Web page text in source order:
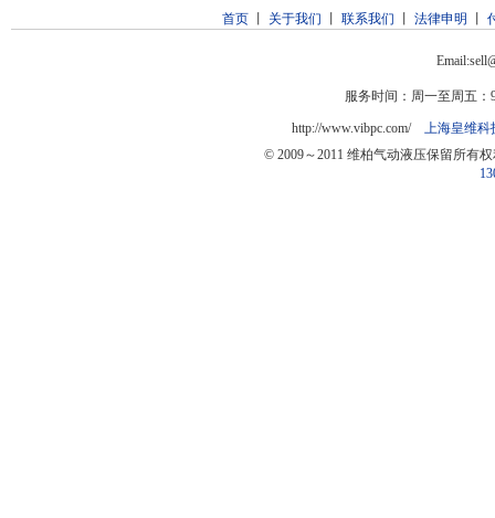
首页丨 关于我们 联系我们 法律申明
服务时间：周一至周五：
http://www.vibpc.com/ 上海皇维科
© 2009～2011 维柏气动液压保留所有